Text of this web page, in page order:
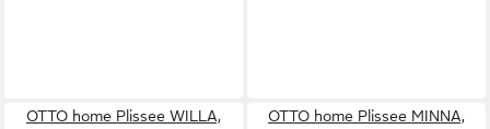
OTTO home Plissee WILLA,
OTTO home Plissee MINNA,